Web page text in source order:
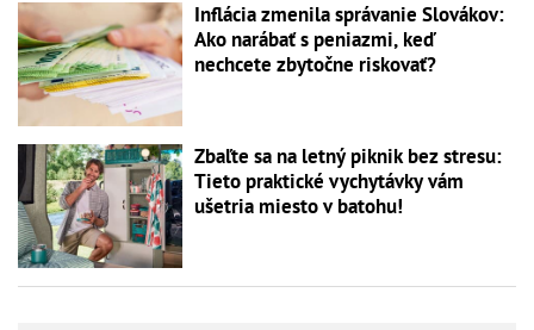
Inflácia zmenila správanie Slovákov:
Ako narábať s peniazmi, keď
nechcete zbytočne riskovať?
Zbaľte sa na letný piknik bez stresu:
Tieto praktické vychytávky vám
ušetria miesto v batohu!